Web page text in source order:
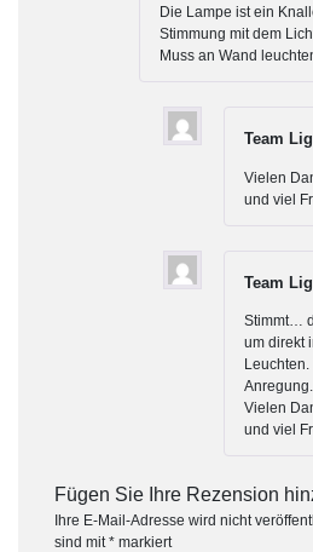
Die Lampe ist ein
Stimmung mit dem
Muss an Wand
Team
Vielen
und viel
Team
Stimmt…
um direkt
Anregung.
Vielen
und viel
Fügen Sie Ihre Rezension
Ihre E-Mail-Adresse wird nicht
sind mit* markiert